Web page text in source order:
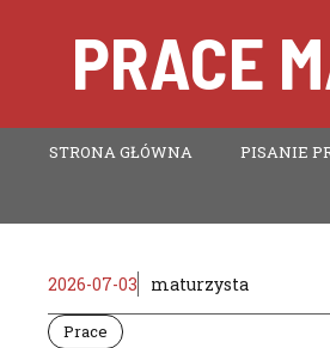
PRACE
STRONA GŁÓWNA PISANIE
2026-07-03 maturzysta
Prace